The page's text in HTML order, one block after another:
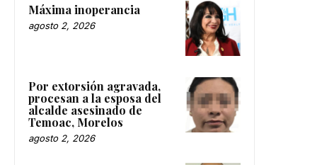
Máxima inoperancia
agosto 2, 2026
Por extorsión agravada,
procesan a la esposa del
alcalde asesinado de
Temoac, Morelos
agosto 2, 2026